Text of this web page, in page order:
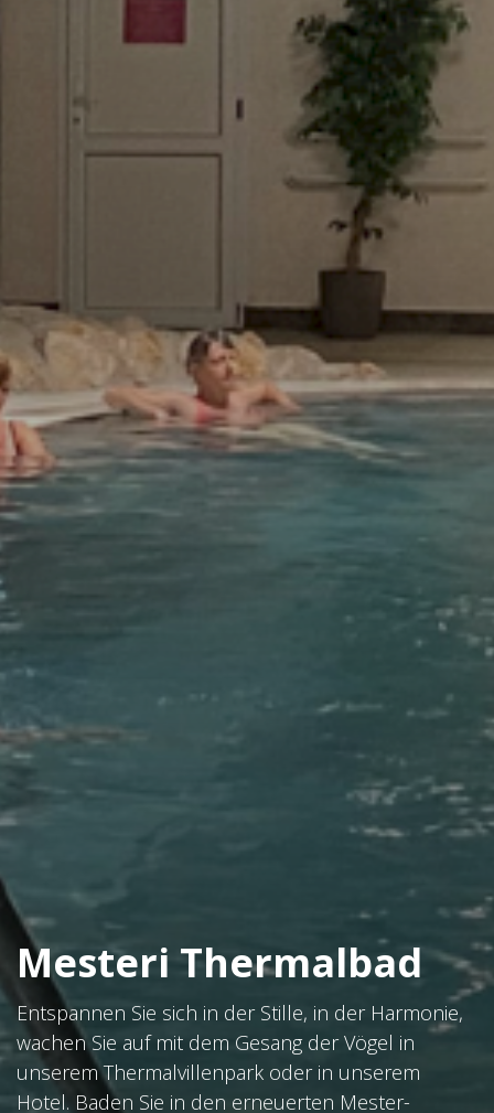
Mesteri Thermalbad
Entspannen Sie sich in der Stille, in der Harmonie,
wachen Sie auf mit dem Gesang der Vögel in
unserem Thermalvillenpark oder in unserem
Hotel. Baden Sie in den erneuerten Mester-
Buchen Sie bei uns!
Besondere Erlebnisse an einem besonderen Ort.
Wählen Sie Ihre perfekte Unterkunft im Termal